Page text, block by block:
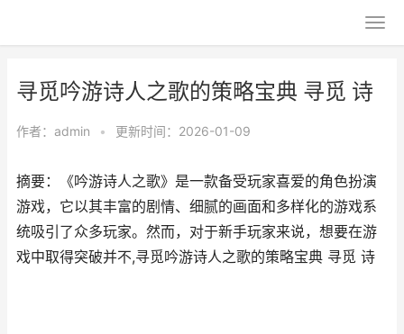
寻觅吟游诗人之歌的策略宝典 寻觅 诗
作者： admin • 更新时间：2026-01-09
摘要：《吟游诗人之歌》是一款备受玩家喜爱的角色扮演
游戏，它以其丰富的剧情、细腻的画面和多样化的游戏系
统吸引了众多玩家。然而，对于新手玩家来说，想要在游
戏中取得突破并不,寻觅吟游诗人之歌的策略宝典 寻觅 诗